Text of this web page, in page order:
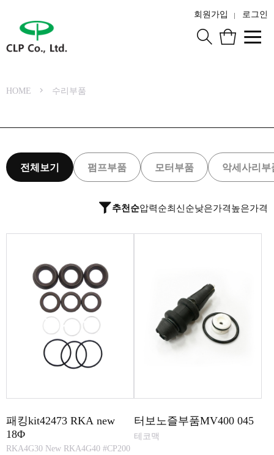
회원가입 로그인
HOME 수리부품
전체보기 펌프부품 모터부품 악세사리부
추천순압력순최신순낮은가격높은가격
패킹kit42473 RKA new
18Φ
RKA4G30 New RKA4G40 #CP200
터보노즐부품MV400 045
테코맥